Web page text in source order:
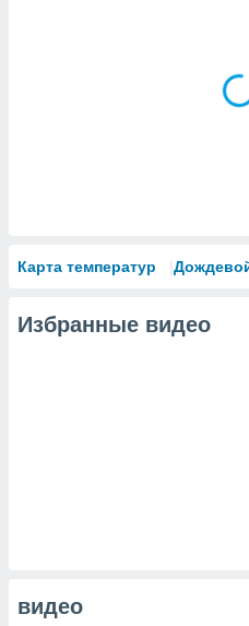
Карта температур
Избранные видео
видео